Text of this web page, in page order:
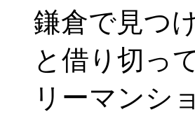
鎌倉で見つ
と借り切っ
リーマンシ